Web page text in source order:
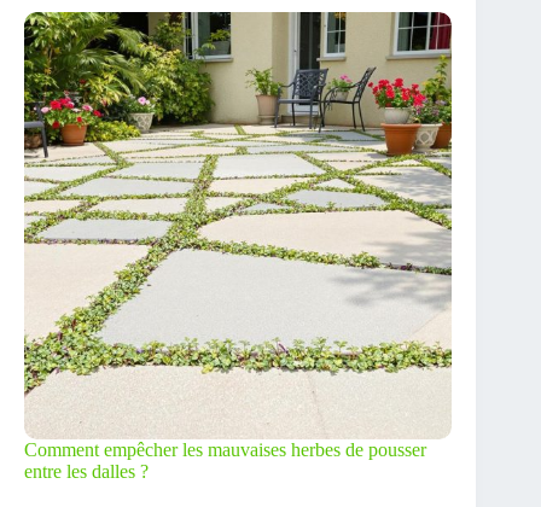
Comment empêcher les mauvaises herbes de pousser
entre les dalles ?